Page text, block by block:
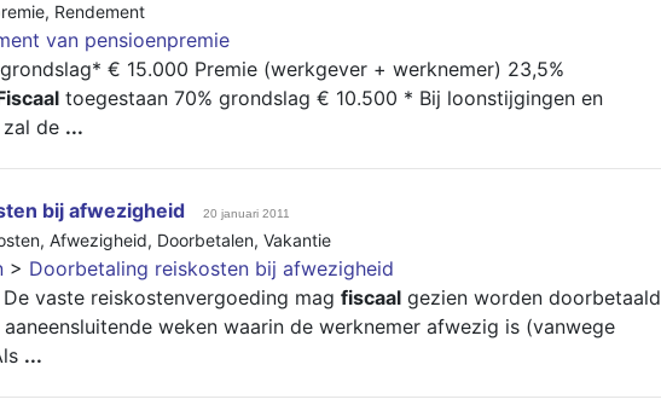
, Rendement
van pensioenpremie
€ 15.000 Premie (werkgever + werknemer) 23,5%
toegestaan 70% grondslag € 10.500 * Bij loonstijgingen en
de ...
bij afwezigheid 20 januari 2011
, Afwezigheid, Doorbetalen, Vakantie
> Doorbetaling reiskosten bij afwezigheid
vaste reiskostenvergoeding mag fiscaal gezien worden doorbetaald
weken waarin de werknemer afwezig is (vanwege
...